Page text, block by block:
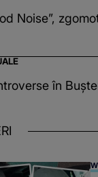
Noise”,
în